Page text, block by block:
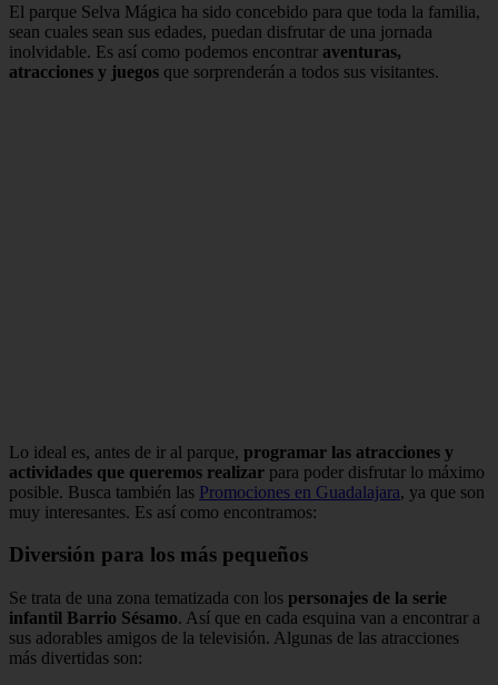
El parque Selva Mágica ha sido concebido para que toda la familia,
sean cuales sean sus edades, puedan disfrutar de una jornada
inolvidable. Es así como podemos encontrar aventuras,
atracciones y juegos que sorprenderán a todos sus visitantes.
Lo ideal es, antes de ir al parque, programar las atracciones y
actividades que queremos realizar para poder disfrutar lo máximo
posible. Busca también las Promociones en Guadalajara, ya que son
muy interesantes. Es así como encontramos:
Diversión para los más pequeños
Se trata de una zona tematizada con los personajes de la serie
infantil Barrio Sésamo. Así que en cada esquina van a encontrar a
sus adorables amigos de la televisión. Algunas de las atracciones
más divertidas son: